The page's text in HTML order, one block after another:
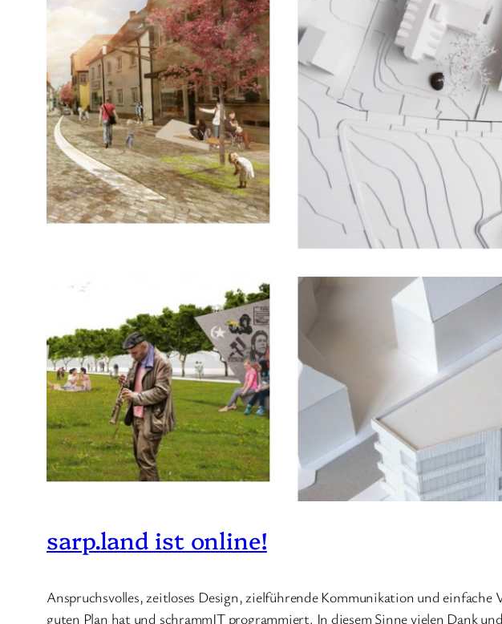
sarp.land ist online!
Anspruchsvolles, zeitloses Design, zielführende Kommunikation und
guten Plan hat und schrammIT programmiert. In diesem Sinne vielen Dank